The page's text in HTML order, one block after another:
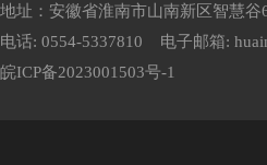
地址：安徽省淮南市山南新区智慧
电话: 0554-5337810 电子邮箱:
皖ICP备2023001503号-1